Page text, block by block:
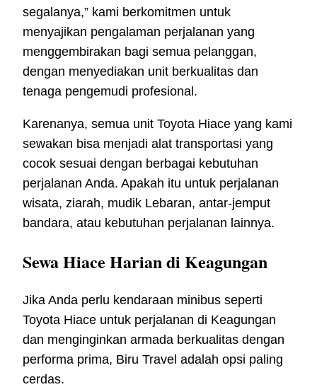
segalanya,” kami berkomitmen untuk
menyajikan pengalaman perjalanan yang
menggembirakan bagi semua pelanggan,
dengan menyediakan unit berkualitas dan
tenaga pengemudi profesional.
Karenanya, semua unit Toyota Hiace yang kami
sewakan bisa menjadi alat transportasi yang
cocok sesuai dengan berbagai kebutuhan
perjalanan Anda. Apakah itu untuk perjalanan
wisata, ziarah, mudik Lebaran, antar-jemput
bandara, atau kebutuhan perjalanan lainnya.
Sewa Hiace Harian di Keagungan
Jika Anda perlu kendaraan minibus seperti
Toyota Hiace untuk perjalanan di Keagungan
dan menginginkan armada berkualitas dengan
performa prima, Biru Travel adalah opsi paling
cerdas.